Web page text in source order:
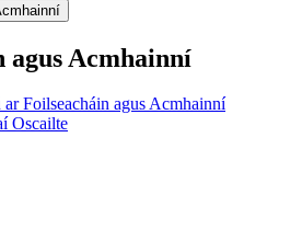
agus Acmhainní
ar Foilseacháin agus Acmhainní
Oscailte